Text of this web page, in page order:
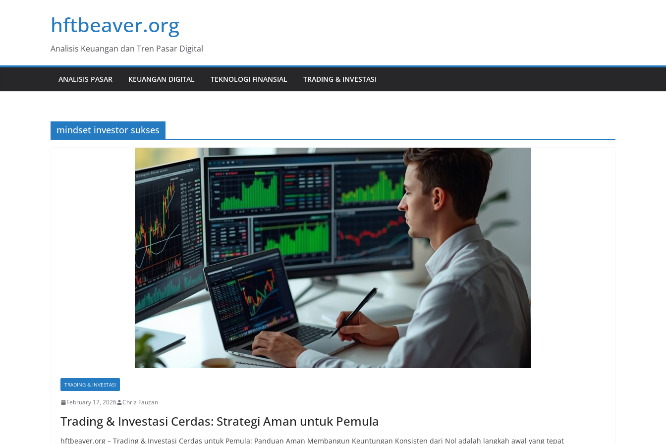
hftbeaver.org
Analisis Keuangan dan Tren Pasar Digital
ANALISIS PASAR KEUANGAN DIGITAL TEKNOLOGI FINANSIAL TRADING & INVESTASI
mindset investor sukses
TRADING & INVESTASI
February 17, 2026 Chriz Fauzan
Trading & Investasi Cerdas: Strategi Aman untuk Pemula
hftbeaver.org – Trading & Investasi Cerdas untuk Pemula: Panduan Aman Membangun Keuntungan Konsisten dari Nol adalah langkah awal yang tepat